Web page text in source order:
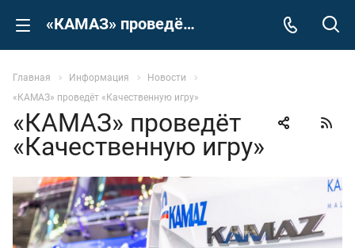
«КАМАЗ» проведёт «Качественную игру»
Главная Информация
Новости
«КАМАЗ» проведёт «Качественную игру»
«КАМАЗ» проведёт
«Качественную игру»